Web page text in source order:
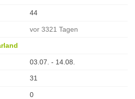
44
vor 3321 Tagen
03.07. - 14.08.
31
0